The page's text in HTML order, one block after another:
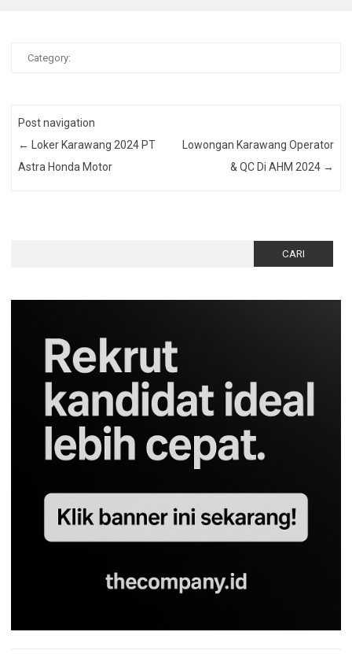
Category:
Post navigation
←
Loker Karawang 2024 PT
Astra Honda Motor
Lowongan Karawang Operator
& QC Di AHM 2024 →